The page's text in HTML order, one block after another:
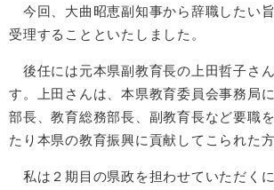
今回、大曲昭恵副知事から辞職したい旨
受理することといたしました。
後任には元本県副教育長の上田哲子さ
す。上田さんは、本県教育委員会事務局
部長、教育総務部長、副教育長など要職
たり本県の教育振興に貢献してこられた方
私は２期目の県政を担わせていただく